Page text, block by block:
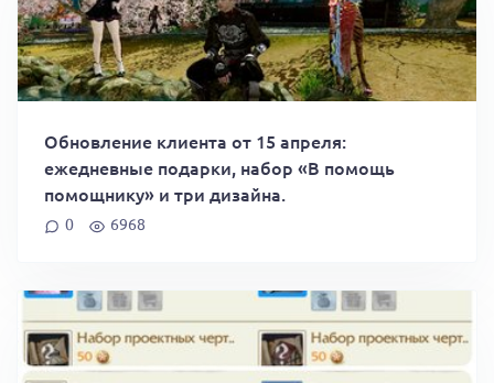
Обновление клиента от 15 апреля:
ежедневные подарки, набор «В помощь
помощнику» и три дизайна.
0 6968